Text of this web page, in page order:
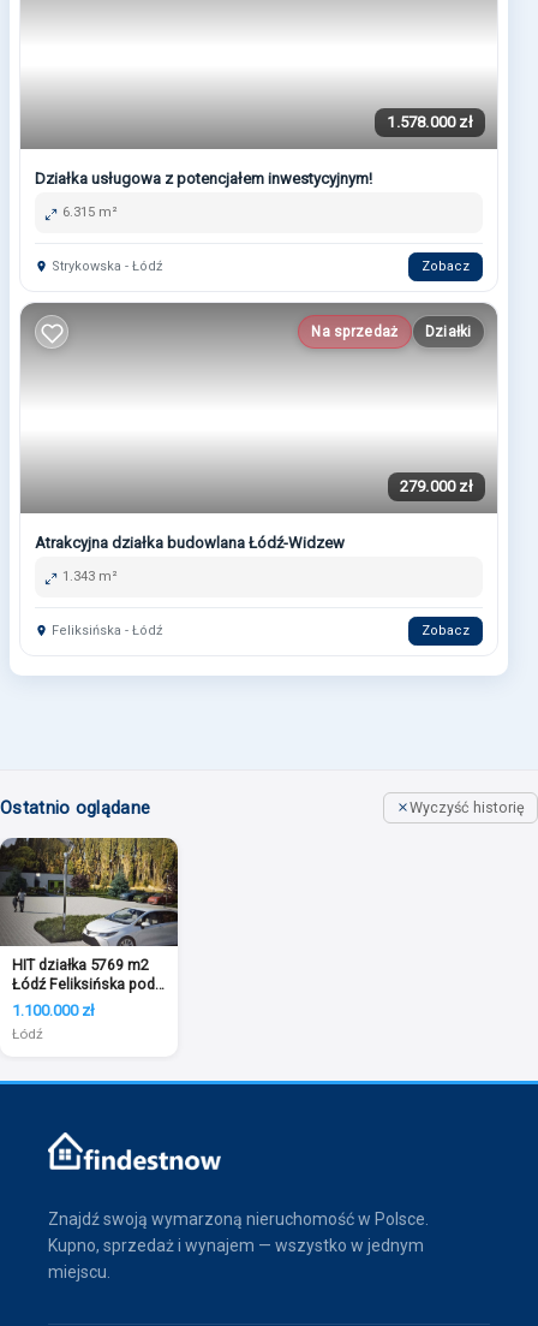
1.578.000 zł
Działka usługowa z potencjałem inwestycyjnym!
6.315 m²
Strykowska - Łódź Zobacz
Na sprzedaż Działki
279.000 zł
Atrakcyjna działka budowlana Łódź-Widzew
1.343 m²
Feliksińska - Łódź Zobacz
Ostatnio oglądane Wyczyść historię
HIT działka 5769 m2
Łódź Feliksińska pod
usługi!
1.100.000 zł
Łódź
Znajdź swoją wymarzoną nieruchomość w Polsce.
Kupno, sprzedaż i wynajem — wszystko w jednym
miejscu.